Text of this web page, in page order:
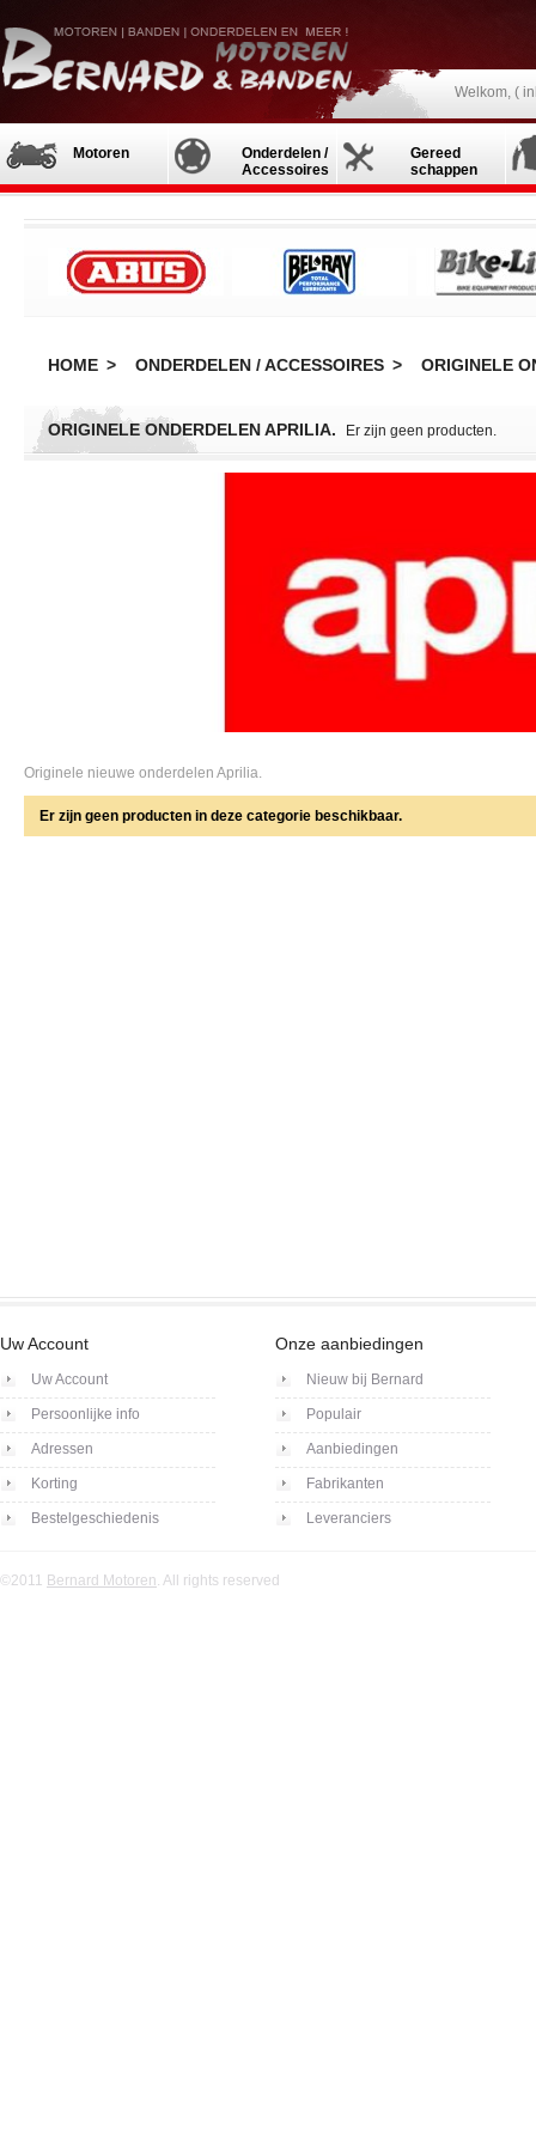
Welkom, (
Motoren
Onderdelen /
Accessoires
Gereed
schappen
HOME > ONDERDELEN / ACCESSOIRES > ORIGINELE
ORIGINELE ONDERDELEN APRILIA. Er zijn geen producten.
Originele nieuwe onderdelen Aprilia.
Er zijn geen producten in deze categorie beschikbaar.
Uw Account
Uw Account
Persoonlijke info
Adressen
Korting
Bestelgeschiedenis
Onze aanbiedingen
Nieuw bij Bernard
Populair
Aanbiedingen
Fabrikanten
Leveranciers
©2011 Bernard Motoren. All rights reserved